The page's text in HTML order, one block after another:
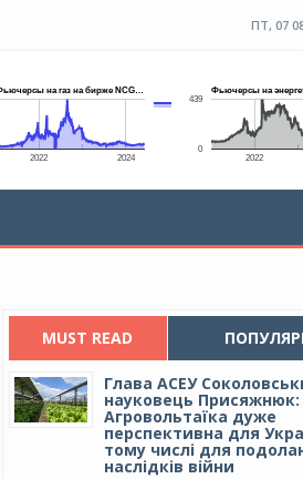
ПТ, 07
MUST READ
Глава АСЕУ
науковець Присяжнюк:
Агровольтаїка дуже
перспективна для
тому числі для
наслідків війни